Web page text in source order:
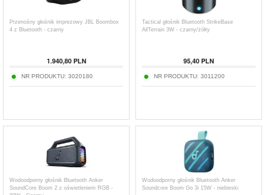
Przenośny głośnik imprezowy JBL Boombox
4 z Bluetooth - czarny
1.940,80PLN
NR PRODUKTU: 3020180
Tactical głośnik Bluetooth StrikeBase
AllTerrain 3W - czarny/żółty
95,40 PLN
NR PRODUKTU: 3011200
Wodoodporny głośnik Bluetooth Anker
SoundCore Boom 2 z oświetleniem RGB -
Wodoodporny głośnik Bluetooth Anker
Soundcore Boom Go 3i 15W - niebieski